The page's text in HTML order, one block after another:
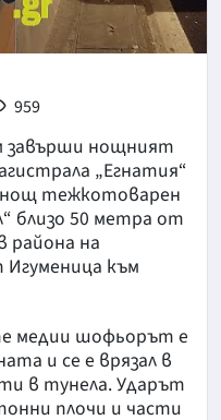
959
завърши нощният
„Егнатия“
тежкотоварен
близо 50 метра от
района на
към
медии шофьорът е
и се е врязал в
в тунела. Ударът
плочи и части